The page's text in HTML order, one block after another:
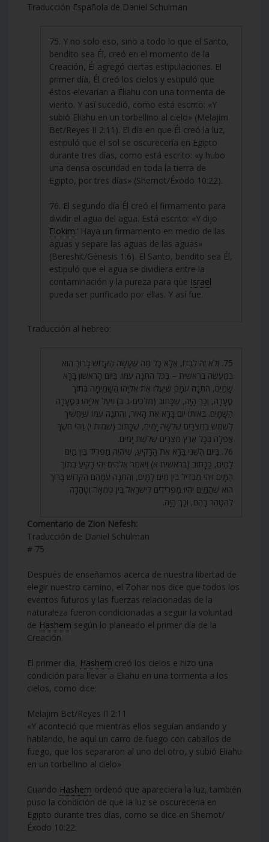
Traducción Española de Daniel Schulman
75. Y no solo eso, sino a todo lo que el Santo,
bendito sea Él, creó en el momento de la
Creación, Él agregó ciertas estipulaciones. El
primer día, Él creó los cielos y estipuló que
éstos elevarían a Eliahu con una tormenta de
viento. Y así sucedió, como está escrito: «Y
subió Eliahu en un torbellino al cielo» (Melajim
Bet/Reyes II 2:11). El día en que Él creó la luz,
estipuló que el sol se oscurecería en Egipto
durante tres días, como está escrito: «y hubo
una densa oscuridad en toda la tierra de
Egipto, por tres días» (Shemot/Éxodo 10:22).
76. El segundo día Él creó el firmamento para
dividir el agua del agua. Está escrito: «Y dijo
Elokim:’ Haya un firmamento en medio de las
aguas y separe las aguas de las aguas»
(Bereshit/Génesis 1:6). El Santo, bendito sea Él,
estipuló que el agua se dividiera entre la
contaminación y la pureza para que Israel
pueda ser purificado por ellas. Y así fue.
Traducción al hebreo:
75. וְלֹא זֶה לְבַדּוֹ, אֶלָּא כָּל מַה שֶּׁעָשָׂה הַקָּדוֹשׁ בָּרוּךְ הוּא
בְּמַעֲשֵׂה בְרֵאשִׁית – בַּכֹּל הִתְנָה עִמּוֹ. בַּיּוֹם הָרִאשׁוֹן בָּרָא
שָׁמַיִם, הִתְנָה עִמָּם שֶׁיַּעֲלוּ אֶת אֵלִיָּהוּ הַשָּׁמַיְמָה בְּתוֹךְ
סֳעָרָה, וְכָךְ הָיָה, שֶׁכָּתוּב (מלכים-ב ב) וַיַּעַל אֵלִיָּהוּ בַּסֳעָרָה
הַשָּׁמָיִם. בְּאוֹתוֹ יוֹם בָּרָא אֶת הָאוֹר, וְהִתְנָה עִמּוֹ שֶׁיַּחֲשִׁיךְ
לַשֶּׁמֶשׁ בְּמִצְרַיִם שְׁלֹשָׁה יָמִים, שֶׁכָּתוּב (שמות י) וַיְהִי חֹשֶׁךְ
אֲפֵלָה בְּכָל אֶרֶץ מִצְרַיִם שְׁלֹשֶׁת יָמִים.
76. בַּיּוֹם הַשֵּׁנִי בָּרָא אֶת הָרָקִיעַ, שֶׁיִּהְיֶה מַפְרִיד בֵּין מַיִם
לָמַיִם, כַּכָּתוּב (בראשית א) וַיֹּאמֶר אֱלֹהִים יְהִי רָקִיעַ בְּתוֹךְ
הַמָּיִם וִיהִי מַבְדִּיל בֵּין מַיִם לָמָיִם, וְהִתְנָה עִמָּהֶם הַקָּדוֹשׁ בָּרוּךְ
הוּא שֶׁהַמַּיִם יִהְיוּ מַפְרִידִים לְיִשְׂרָאֵל בֵּין טֻמְאָה וְטָהֳרָה
לְהִטָּהֵר בָּהֶם, וְכָךְ הָיָה.
Comentario de Zion Nefesh:
Traducción de Daniel Schulman
# 75
Después de enseñarnos acerca de nuestra libertad de
elegir nuestro camino, el Zohar nos dice que todos los
eventos futuros y las fuerzas relacionadas de la
naturaleza fueron condicionadas a seguir la voluntad
de Hashem según lo planeado el primer día de la
Creación.
El primer día, Hashem creó los cielos e hizo una
condición para llevar a Eliahu en una tormenta a los
cielos, como dice:
Melajim Bet/Reyes II 2:11
«Y aconteció que mientras ellos seguían andando y
hablando, he aquí un carro de fuego con caballos de
fuego, que los separaron al uno del otro, y subió Eliahu
en un torbellino al cielo»
Cuando Hashem ordenó que apareciera la luz, también
puso la condición de que la luz se oscurecería en
Egipto durante tres días, como se dice en Shemot/
Éxodo 10:22: